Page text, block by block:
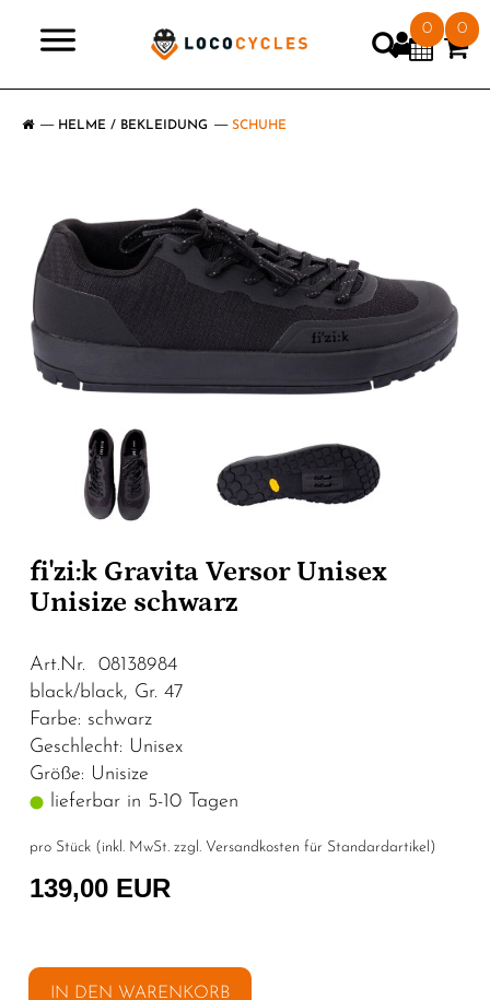
0 0
HELME / BEKLEIDUNG SCHUHE
fi'zi:k Gravita Versor Unisex
Unisize schwarz
Art.Nr. 08138984
black/black, Gr. 47
Farbe: schwarz
Geschlecht: Unisex
Größe: Unisize
lieferbar in 5-10 Tagen
pro Stück (inkl. MwSt. zzgl. Versandkosten für Standardartikel )
139,00 EUR
IN DEN WARENKORB